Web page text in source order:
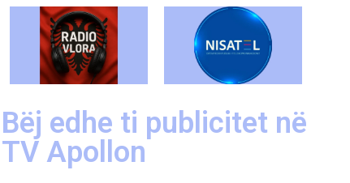
Bëj edhe ti publicitet në
TV Apollon